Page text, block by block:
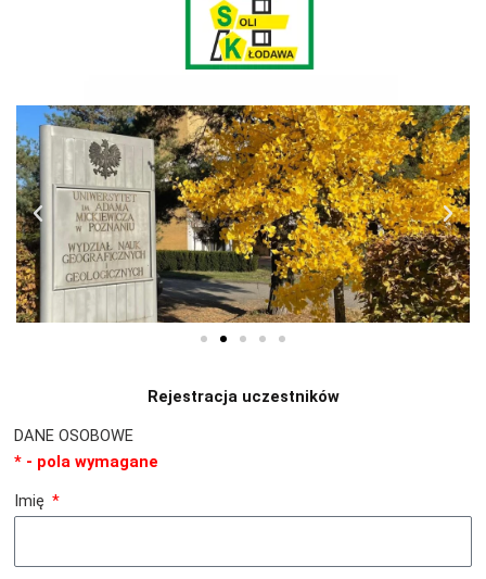
Rejestracja uczestników
DANE OSOBOWE
* - pola wymagane
Imię